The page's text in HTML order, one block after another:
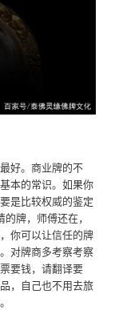
好。商业牌的不
本的常识。如果你
是比较权威的鉴定
牌，师傅还在，
你可以让信任的牌
对牌商多考察考察
要钱，请翻译要
，自己也不用去旅